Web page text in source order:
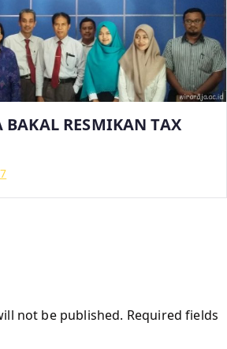
BAKAL RESMIKAN TAX
not be published. Required fields